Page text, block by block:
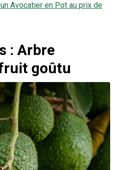
Avocatier en Pot au prix de
: Arbre
goûtu